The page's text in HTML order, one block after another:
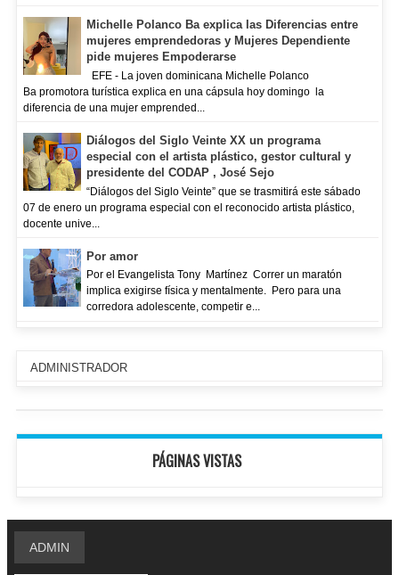
Michelle Polanco Ba explica las Diferencias entre
mujeres emprendedoras y Mujeres Dependiente
pide mujeres Empoderarse
EFE - La joven dominicana Michelle Polanco
Ba promotora turística explica en una cápsula hoy domingo la
diferencia de una mujer emprended...
Diálogos del Siglo Veinte XX un programa
especial con el artista plástico, gestor cultural y
presidente del CODAP , José Sejo
“Diálogos del Siglo Veinte” que se trasmitirá este sábado
07 de enero un programa especial con el reconocido artista plástico,
docente unive...
Por amor
Por el Evangelista Tony Martínez Correr un maratón
implica exigirse física y mentalmente. Pero para una
corredora adolescente, competir e...
ADMINISTRADOR
PÁGINAS VISTAS
ADMIN